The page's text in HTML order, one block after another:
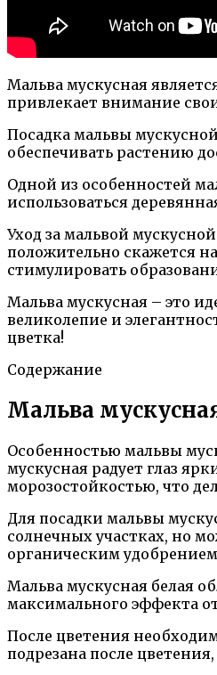
Мальва мускусная
привлекает внимание
Посадка мальвы
обеспечивать растению
Одной из особенностей
использоваться
Уход за мальвой
положительно скажется
стимулировать
Мальва мускусная – это
великолепие и
цветка!
Содержание
Мальва
Особенностью мальвы
мускусная радует глаз
морозостойкостью, что
Для посадки мальвы
солнечных участках, но
органическим
Мальва мускусная белая
максимального эффекта
После цветения
подрезана после